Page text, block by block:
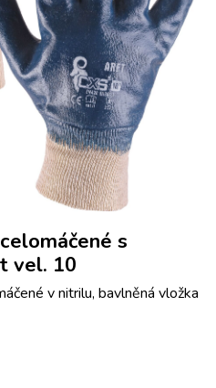
s
vel. 10
v nitrilu, bavlněná vložka